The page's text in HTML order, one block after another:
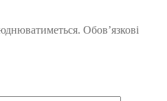
Обов’язкові